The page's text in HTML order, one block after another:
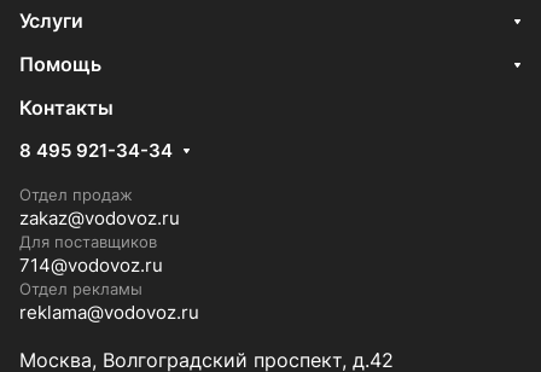
Услуги
Помощь
Контакты
8 495 921-34-34
Отдел продаж
zakaz@vodovoz.ru
Для поставщиков
714@vodovoz.ru
Отдел рекламы
reklama@vodovoz.ru
Москва, Волгоградский проспект, д.42